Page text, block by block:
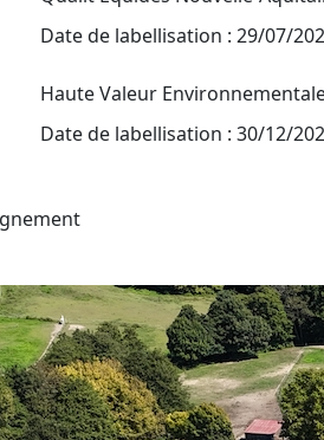
Date de labellisation : 29/07/
Haute Valeur
Date de labellisation : 30/12/